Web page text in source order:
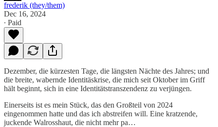
frederik (they/them)
Dec 16, 2024
∙ Paid
Dezember, die kürzesten Tage, die längsten Nächte des Jahres; und
die breite, wabernde Identitäskrise, die mich seit Oktober im Griff
hält beginnt, sich in eine Identitätstranszendenz zu verjüngen.
Einerseits ist es mein Stück, das den Großteil von 2024
eingenommen hatte und das ich abstreifen will. Eine kratzende,
juckende Walrosshaut, die nicht mehr pa…